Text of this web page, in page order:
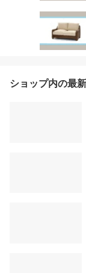
ショップ内の最